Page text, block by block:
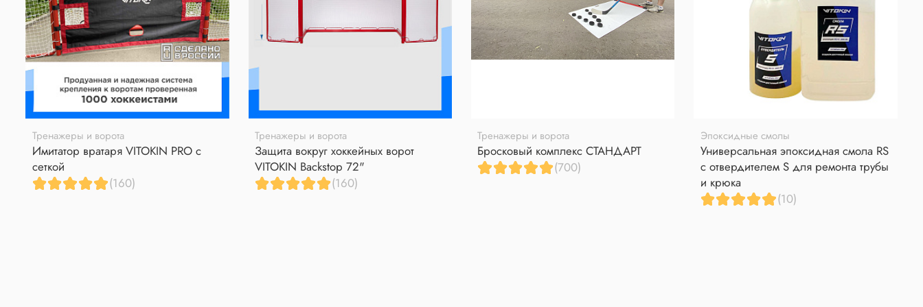
Тренажеры и ворота
Имитатор вратаря VITOKIN PRO с
сеткой
(160)
Тренажеры и ворота
Защита вокруг хоккейных ворот
VITOKIN Backstop 72"
(160)
Тренажеры и ворота
Бросковый комплекс СТАНДАРТ
(700)
Эпоксидные смолы
Универсальная эпоксидная смола RS
с отвердителем S для ремонта трубы
и крюка
(10)